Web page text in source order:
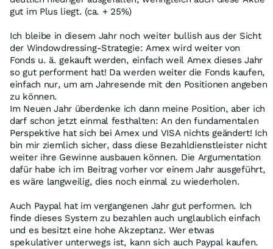
gut im Plus liegt. (ca. + 25%)
Ich bleibe in diesem Jahr noch weiter bullish aus der Sicht
der Windowdressing-Strategie: Amex wird weiter von
Fonds u. ä. gekauft werden, einfach weil Amex dieses Jahr
so gut performent hat! Da werden weiter die Fonds kaufen,
einfach nur, um am Jahresende mit den Positionen angeben
zu können.
Im Neuen Jahr überdenke ich dann meine Position, aber ich
darf schon jetzt einmal festhalten: An den fundamentalen
Perspektive hat sich bei Amex und VISA nichts geändert! Ich
bin mir ziemlich sicher, dass diese Bezahldienstleister nicht
weiter ihre Gewinne ausbauen können. Die Argumentation
dafür habe ich im Beitrag vorher vor einem Jahr ausgeführt,
es wäre langweilig, dies noch einmal zu wiederholen.
Auch Paypal hat im vergangenen Jahr gut performen. Ich
finde dieses System zu bezahlen auch unglaublich einfach
und es besitzt eine hohe Akzeptanz. Wer etwas
spekulativer unterwegs ist, kann sich auch Paypal kaufen.